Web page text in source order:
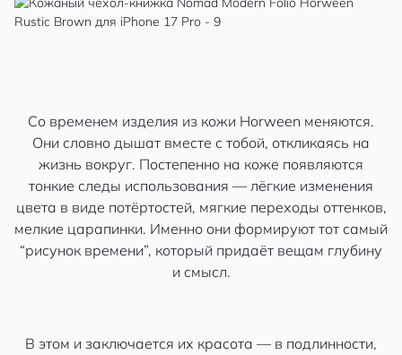
Со временем изделия из кожи Horween меняются.
Они словно дышат вместе с тобой, откликаясь на
жизнь вокруг. Постепенно на коже появляются
тонкие следы использования — лёгкие изменения
цвета в виде потёртостей, мягкие переходы оттенков,
мелкие царапинки. Именно они формируют тот самый
“рисунок времени”, который придаёт вещам глубину
и смысл.
В этом и заключается их красота — в подлинности,